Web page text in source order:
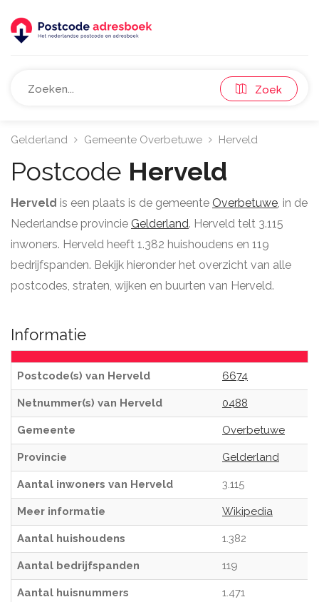
Zoek
Gelderland Gemeente Overbetuwe Herveld
Postcode Herveld
Herveld is een plaats is de gemeente Overbetuwe, in de
Nederlandse provincie Gelderland. Herveld telt 3.115
inwoners. Herveld heeft 1.382 huishoudens en 119
bedrijfspanden. Bekijk hieronder het overzicht van alle
postcodes, straten, wijken en buurten van Herveld.
Informatie
Postcode(s) van Herveld 6674
Netnummer(s) van Herveld 0488
Gemeente Overbetuwe
Provincie Gelderland
Aantal inwoners van Herveld 3.115
Meer informatie Wikipedia
Aantal huishoudens 1.382
Aantal bedrijfspanden 119
Aantal huisnummers 1.471